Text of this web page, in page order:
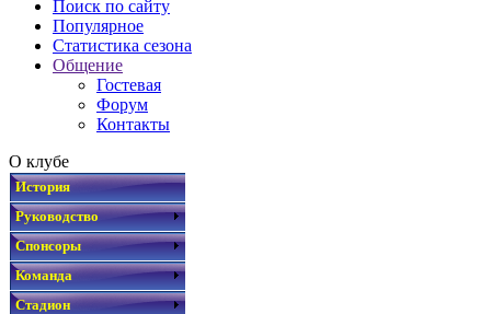
Поиск по сайту
Популярное
Статистика сезона
Общение
Гостевая
Форум
Контакты
О клубе
История
Руководство
Спонсоры
Команда
Стадион